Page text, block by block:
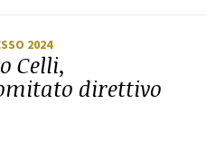
2024
Celli,
direttivo